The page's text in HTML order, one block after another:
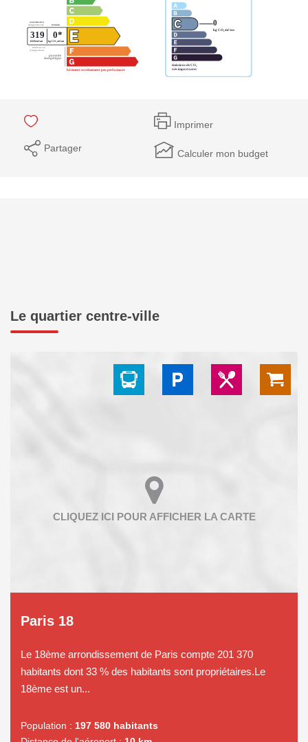
Imprimer
Partager Calculer mon budget
Le quartier centre-ville
Paris 18
Le 18ème arrondissement de Paris compte 201 370
habitants dont 33 % des habitants sont propriétaires.Le
18ème est un...
Population : 197 580 habitants